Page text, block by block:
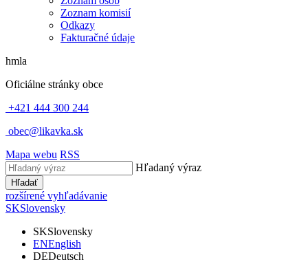
Zoznam komisií
Odkazy
Fakturačné údaje
hmla
Oficiálne stránky obce
+421 444 300 244
obec@likavka.sk
Mapa webu RSS
Hľadaný výraz
Hľadať
rozšírené vyhľadávanie
SKSlovensky
SKSlovensky
ENEnglish
DEDeutsch